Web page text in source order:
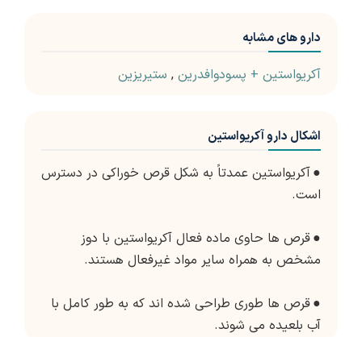
دارو های مشابه
آکریواستین + پسودوافدرین , ستیریزین
اشکال دارو آکریواستین
●آکریواستین عمدتاً به شکل قرص خوراکی در دسترس
است.
●قرص ها حاوی ماده فعال آکریواستین با دوز
مشخص به همراه سایر مواد غیرفعال هستند.
●قرص ها طوری طراحی شده اند که به طور کامل با
آب بلعیده می شوند.